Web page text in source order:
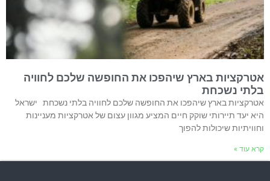
אטרקציות בארץ שיהפכו את החופשה שלכם לחוויה
בלתי נשכחת
אטרקציות בארץ שיהפכו את החופשה שלכם לחוויה בלתי נשכחת ישראל
היא יעד תיירותי שוקק חיים המציע מגוון עצום של אטרקציות מעניינות
וחוויתיות שיכולות להפוך
קרא עוד »